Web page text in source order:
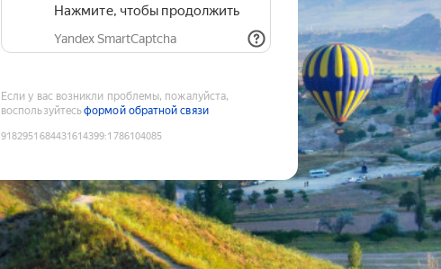
Нажмите, чтобы продолжить
Yandex SmartCaptcha
Если у вас возникли проблемы, пожалуйста,
воспользуйтесьформой обратной связи
9182951684431614399:1786104085